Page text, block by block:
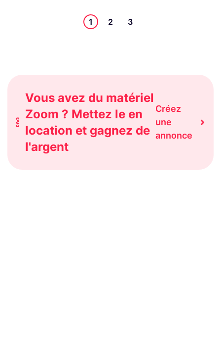
1 2 3
Vous avez du matériel
Zoom ? Mettez le en
location et gagnez de
l'argent
Créez
une
annonce